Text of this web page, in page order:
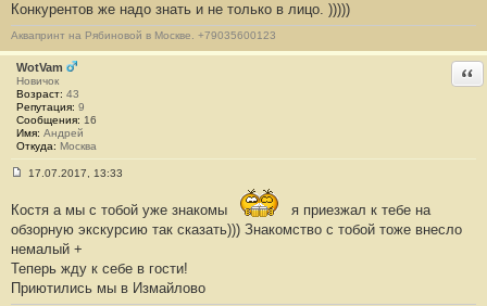
б
щ
е
н
и
е
#
1
3
1
1
Конкурентов же надо знать и не только в лицо. )))))
Аквапринт на Рябиновой в Москве. +79035600123
WotVam
Новичок
Возраст: 43
Репутация: 9
Сообщения: 16
Имя: Андрей
Откуда: Москва
о
б
щ
е
и
е
17.07.2017, 13:33
Костя а мы с тобой уже знакомы
я приезжал к тебе на
обзорную экскурсию так сказать))) Знакомство с тобой тоже внесло
немалый +
Теперь жду к себе в гости!
Приютились мы в Измайлово